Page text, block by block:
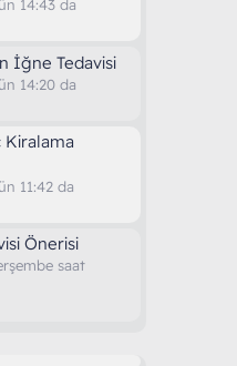
14:43 da
İğne Tedavisi
14:20 da
Kiralama
11:42 da
Önerisi
saat